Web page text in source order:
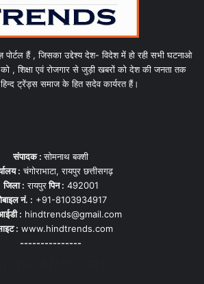
पोर्टल हैं , जिसका उद्देश्य देश- विदेश में हो रही सभी घटनाओ
, शिक्षा एवं रोजगार से जुड़ी खबरों को देश की जनता तक
ट्रेंड्स समाज के हित सदेव कार्यरत हैं।
संपादक :सोमनाथ बक्शी
: चंगोराभाटा, रायपुर छत्तीसगढ़
जिला : रायपुरपिन : 492001
नं. : +91-8103934917
: hindtrends@gmail.com
: www.hindtrends.com
---------------